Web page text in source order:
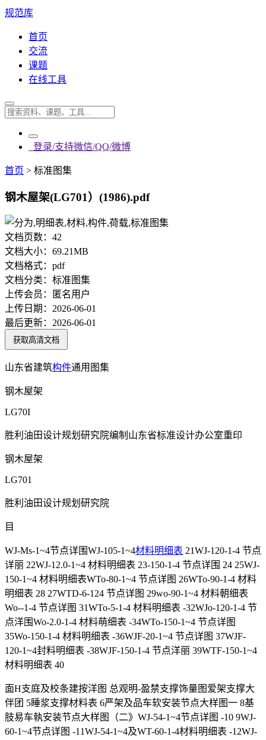
规范库
首页
交流
课题
在线工具
登录/支持微信/QQ/微博
首页 > 标准图集
钢木屋架(LG701）(1986).pdf
文档页数： 42
文档大小： 69.21MB
文档格式： pdf
文档分类： 标准图集
上传会员：
匿名用户
上传日期： 2026-06-01
最后更新： 2026-06-01
获取高清文档
山东省建筑构件通用图集
钢木屋架
LG70I
胜利油田设计规划研究院编制山东省标准设计办公室重印
钢木屋架
LG701
胜利油田设计规划研究院
目
WJ-Ms-1~4节点详围WJ-105-1~4材料明细表 21WJ-120-1-4 节点
详丽 22WJ-12.0-1~4 材料明细表 23-150-1-4 节点详围 24 25WJ-
150-1~4 材料明细表WTo-80-1~4 节点详图 26WTo-90-1-4 材料
明细表 28 27WTD-6-124 节点详图 29wo-90-1~4 材料朝细表
Wo--1-4 节点详图 31WTo-5-1-4 材料明细表 -32WJo-120-1-4 节
点洋围Wo-2.0-1-4 材料萌细表 -34WTo-150-1~4 节点详图
35Wo-150-1-4 材料明细表 -36WJF-20-1~4 节点详图 37WJF-
120-1~4封料明细表 -38WJF-150-1-4 节点洋丽 39WTF-150-1~4
材料明细表 40
面H支庭及校条建按洋图 总观明-盈禁支撑饰量图爱架支撑大
伴团 5睡浆支撑材料表 6严架及品车软安装节点大样图一 8基
肢易车執安装节点大样图（二》WJ-54-1~4节点详图 -10 9WJ-
60-1~4节点详图 -11WJ-54-1~4及WT-60-1-4材料明细表 -12WJ-